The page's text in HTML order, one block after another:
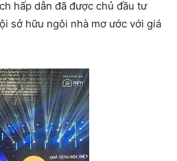
hấp dẫn đã được chủ đầu tư
sở hữu ngôi nhà mơ ước với giá